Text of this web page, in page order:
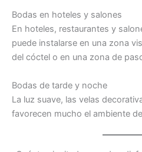
Bodas en hoteles y salones
En hoteles, restaurantes y
puede instalarse en una zona
del cóctel o en una zona de
Bodas de tarde y noche
La luz suave, las velas
favorecen mucho el ambiente